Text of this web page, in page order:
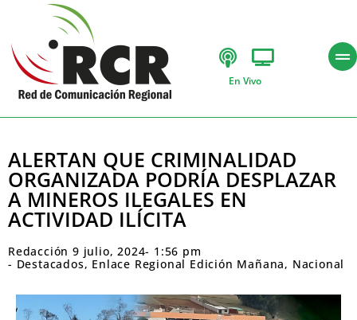
En Vivo
ALERTAN QUE CRIMINALIDAD
ORGANIZADA PODRÍA DESPLAZAR
A MINEROS ILEGALES EN
ACTIVIDAD ILÍCITA
Redacción 9 julio, 2024- 1:56 pm
- Destacados, Enlace Regional Edición Mañana, Nacional